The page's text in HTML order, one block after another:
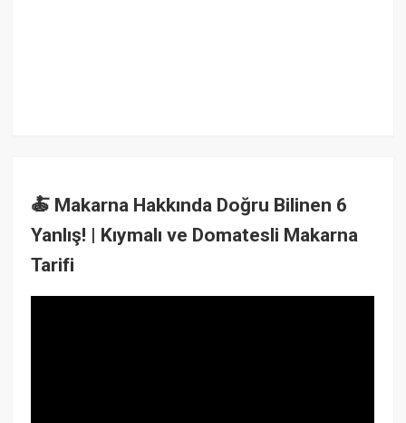
🍝 Makarna Hakkında Doğru Bilinen 6
Yanlış! | Kıymalı ve Domatesli Makarna
Tarifi